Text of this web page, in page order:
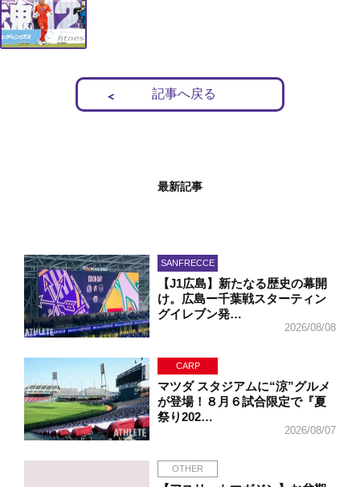
記事へ戻る
最新記事
SANFRECCE
【J1広島】新たなる歴史の幕開
け。広島ー千葉戦スターティン
グイレブン発…
2026/08/08
CARP
マツダ スタジアムに“涼”グルメ
が登場！８月６試合限定で『夏
祭り202…
2026/08/07
OTHER